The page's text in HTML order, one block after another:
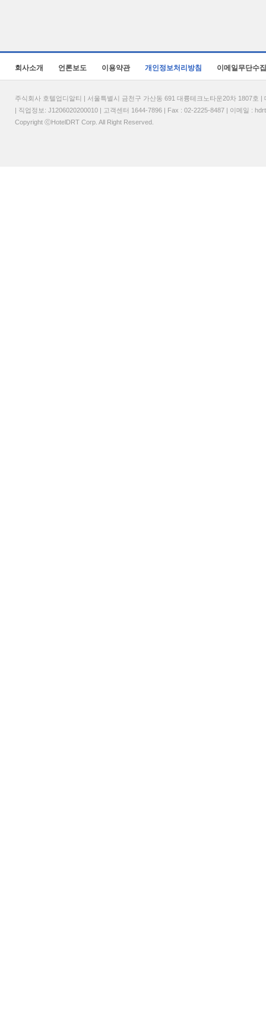
회사소개 언론보도 이용약관 개인정보처리방침 이메일무단수
주식회사 호텔업디알티 | 서울특별시 금천구 가산동 691 대륭테크노타운20차 1807
| 직업정보: J1206020200010 | 고객센터 1644-7896 | Fax : 02-2225-8487 | 이메일 :
Copyright ⓒHotelDRT Corp. All Right Reserved.